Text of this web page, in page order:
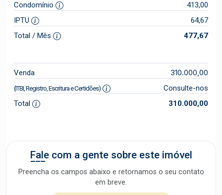
Condomínio
413,00
IPTU
64,67
Total / Mês
477,67
Venda 310.000,00
(ITBI, Registro, Escritura e Certidões)
Consulte-nos
Total
310.000,00
Fale com a gente sobre este imóvel
Preencha os campos abaixo e retornamos o seu contato
em breve.